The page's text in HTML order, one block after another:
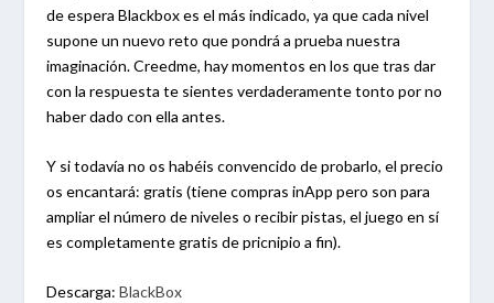
de espera Blackbox es el más indicado, ya que cada nivel
supone un nuevo reto que pondrá a prueba nuestra
imaginación. Creedme, hay momentos en los que tras dar
con la respuesta te sientes verdaderamente tonto por no
haber dado con ella antes.
Y si todavía no os habéis convencido de probarlo, el precio
os encantará: gratis (tiene compras inApp pero son para
ampliar el número de niveles o recibir pistas, el juego en sí
es completamente gratis de pricnipio a fin).
Descarga:BlackBox